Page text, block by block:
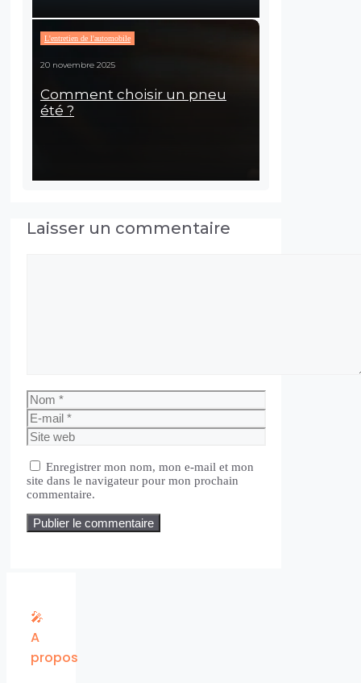
L'entretien de l'automobile
20 novembre 2025
Comment choisir un pneu
été ?
Laisser un commentaire
Nom
E-
mail
Site
web
Enregistrer mon nom, mon e-mail et mon
site dans le navigateur pour mon prochain
commentaire.
🎤
A
propos